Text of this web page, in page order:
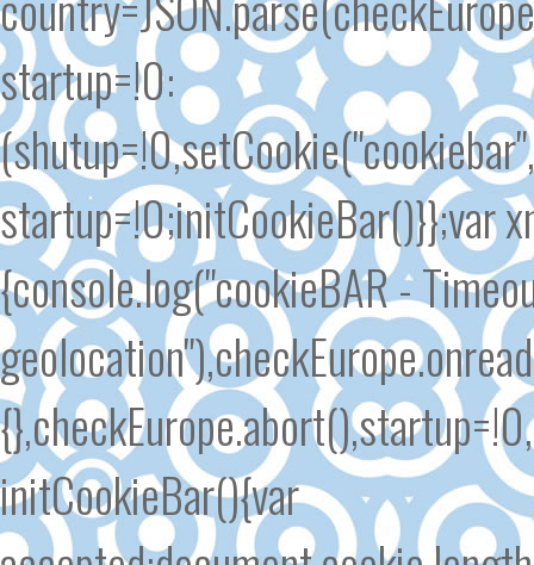
startup=!0:
startup=!0;initCookieBar()}};var
{console.log("cookieBAR -
initCookieBar(){var